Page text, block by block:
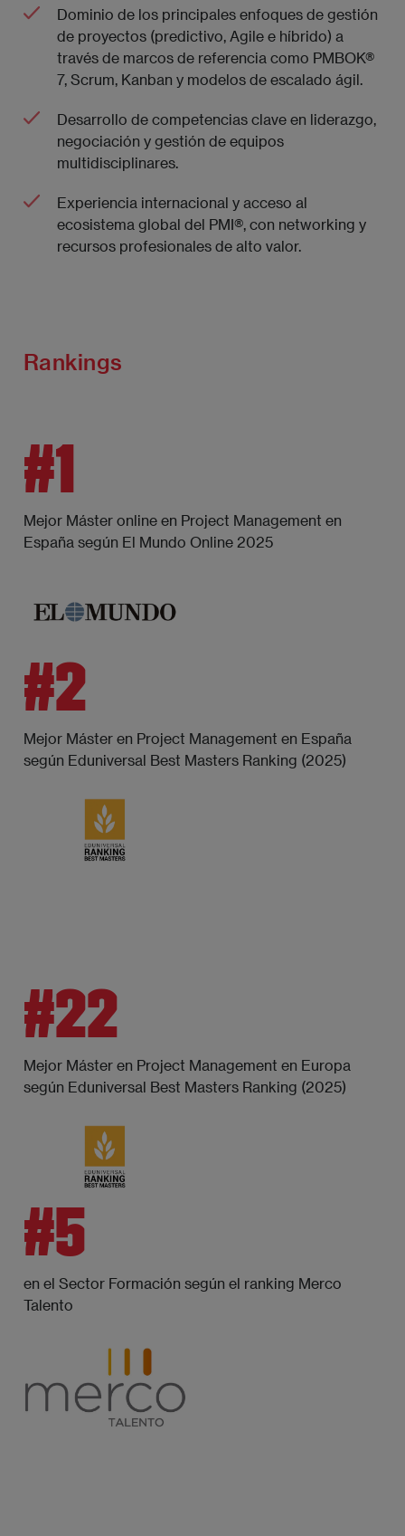
Dominio de los principales enfoques de gestión
de proyectos (predictivo, Agile e híbrido) a
través de marcos de referencia como PMBOK®
7, Scrum, Kanban y modelos de escalado ágil.
Desarrollo de competencias clave en liderazgo,
negociación y gestión de equipos
multidisciplinares.
Experiencia internacional y acceso al
ecosistema global del PMI®, con networking y
recursos profesionales de alto valor.
Rankings
#1
Mejor Máster online en Project Management en
España según El Mundo Online 2025
#2
Mejor Máster en Project Management en España
según Eduniversal Best Masters Ranking (2025)
#22
Mejor Máster en Project Management en Europa
según Eduniversal Best Masters Ranking (2025)
#5
en el Sector Formación según el ranking Merco
Talento